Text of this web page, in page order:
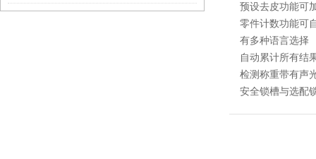
预设去皮功能可
零件计数功能可
有多种语言选择
自动累计所有结
检测称重带有声
安全锁槽与选配